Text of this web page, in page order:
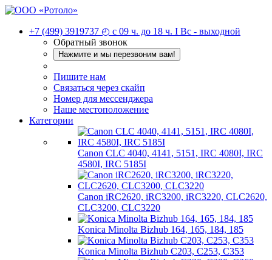
+7 (499) 3919737 ◴ с 09 ч. до 18 ч. I Вc - выходной
Обратный звонок
Нажмите и мы перезвоним вам!
Пишите нам
Связаться через скайп
Номер для мессенджера
Наше местоположение
Категории
Canon CLC 4040, 4141, 5151, IRC 4080I, IRC
4580I, IRC 5185I
Canon iRC2620, iRC3200, iRC3220, CLC2620,
CLC3200, CLC3220
Konica Minolta Bizhub 164, 165, 184, 185
Konica Minolta Bizhub C203, C253, C353